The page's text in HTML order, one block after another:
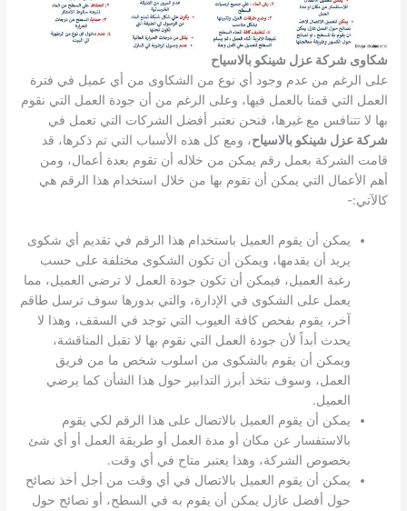
شكاوى شركة عزل شينكو بالاسياح
على الرغم من عدم وجود أي نوع من الشكاوى من أي عميل في فترة
العمل التي قمنا بالعمل فيها، وعلى الرغم من أن جودة العمل التي نقوم
بها لا تتنافس مع غيرها، فنحن نعتبر أفضل الشركات التي تعمل في
شركة عزل شينكو بالاسياح، ومع كل هذه الأسباب التي تم ذكرها، قد
قامت الشركة بعمل رقم يمكن من خلاله أن تقوم بعدة أعمال، ومن
أهم الأعمال التي يمكن أن تقوم بها من خلال استخدام هذا الرقم هي
كالآتي:-
يمكن أن يقوم العميل باستخدام هذا الرقم في تقديم أي شكوى
يريد أن يقدمها، ويمكن أن تكون الشكوى مختلفة على حسب
رغبة العميل، فيمكن أن تكون جودة العمل لا ترضي العميل، مما
يعمل على الشكوى في الإدارة، والتي بدورها سوف ترسل طاقم
آخر، يقوم بفحص كافة العيوب التي توجد في السقف، وهذا لا
يحدث أبداً لأن جودة العمل التي نقوم بها لا تقبل المناقشة،
ويمكن أن يقوم بالشكوى من اسلوب شخص ما من فريق
العمل، وسوف نتخذ أبرز التدابير حول هذا الشأن كما يرضي
العميل.
يمكن أن يقوم العميل بالاتصال على هذا الرقم لكي يقوم
بالاستفسار عن مكان أو مدة العمل أو طريقة العمل أو أي شئ
بخصوص الشركة، وهذا يعتبر متاح في أي وقت.
يمكن أن يقوم العميل بالاتصال في أي وقت من أجل أخذ نصائح
حول أفضل عازل يمكن أن يقوم به في السطح، أو نصائح حول